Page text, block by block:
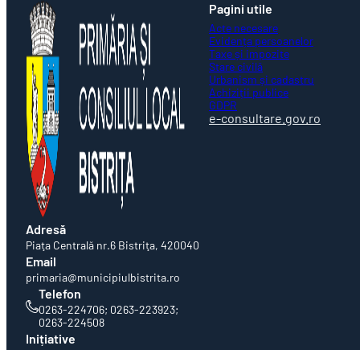
Adresă
Piaţa Centrală nr.6 Bistriţa, 420040
Email
primaria@municipiulbistrita.ro
Telefon
0263-224706; 0263-223923;
0263-224508
Acte necesare
Evidența persoanelor
Taxe și impozite
Stare civilă
Urbanism și cadastru
Achiziții publice
GDPR
e-consultare.gov.ro
Inițiative
Europene